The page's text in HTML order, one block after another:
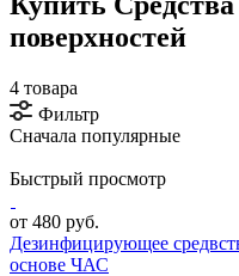
поверхностей
4 товара
Фильтр
Сначала популярные
Быстрый просмотр
от 480 руб.
Дезинфицирующее
основе ЧАС